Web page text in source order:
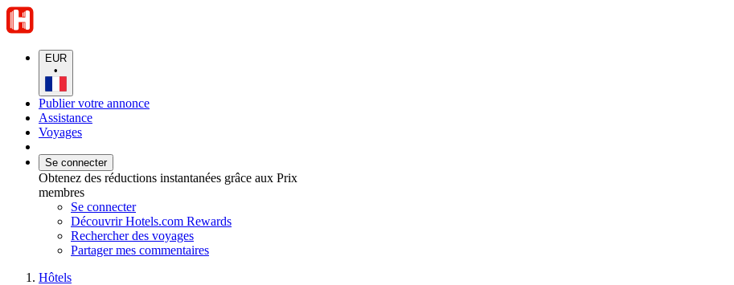
EUR
•
Publier votre annonce
Assistance
Voyages
Se connecter
Obtenez des réductions instantanées grâce aux Prix
membres
Se connecter
Découvrir Hotels.com Rewards
Rechercher des voyages
Partager mes commentaires
Hôtels